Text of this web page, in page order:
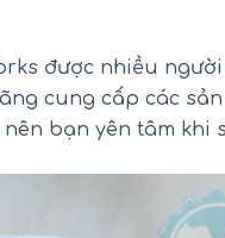
được nhiều
cung cấp các
bạn yên tâm khi
Pink Salt Fine
hũ 2.27kg